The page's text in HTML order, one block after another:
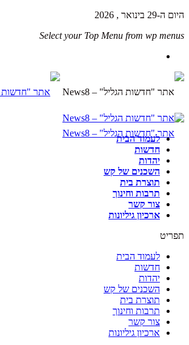
היום ה-29 בינואר , 2026
Select your Top Menu from wp menus
לעמוד הבית
חדשות
יהדות
השכנים של קש
תוצרת בית
תרבות וחינוך
צור קשר
ארכיון גיליונות
תפריט
לעמוד הבית
חדשות
יהדות
השכנים של קש
תוצרת בית
תרבות וחינוך
צור קשר
ארכיון גיליונות